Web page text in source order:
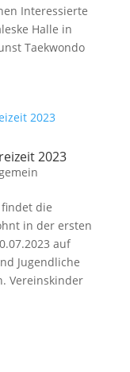
Interessierte
Halle in
Taekwondo
2023
die
in der ersten
auf
Jugendliche
Vereinskinder